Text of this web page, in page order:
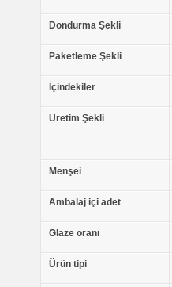
Dondurma Şekli
Paketleme Şekli
İçindekiler
Üretim Şekli
Menşei
Ambalaj içi adet
Glaze oranı
Ürün tipi